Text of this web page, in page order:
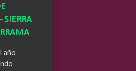
SIERRA
año